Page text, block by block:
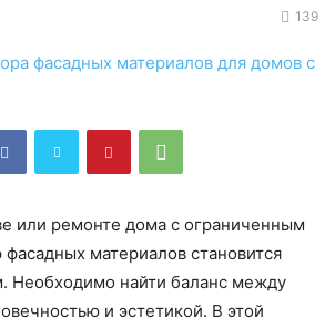
139
или ремонте дома с ограниченным
материалов становится
Необходимо найти баланс между
и эстетикой. В этой